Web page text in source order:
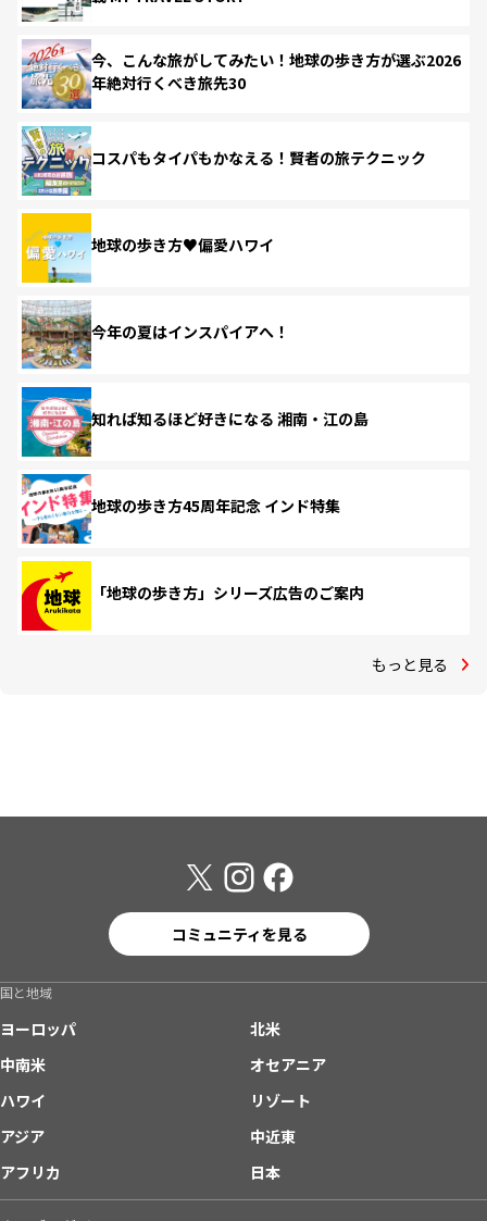
今、こんな旅がしてみたい！地球の歩き方が選ぶ2026
年絶対行くべき旅先30
コスパもタイパもかなえる！賢者の旅テクニック
地球の歩き方♥偏愛ハワイ
今年の夏はインスパイアへ！
知れば知るほど好きになる 湘南・江の島
地球の歩き方45周年記念 インド特集
「地球の歩き方」シリーズ広告のご案内
もっと見る
コミュニティを見る
国と地域
ヨーロッパ
北米
中南米
オセアニア
ハワイ
リゾート
アジア
中近東
アフリカ
日本